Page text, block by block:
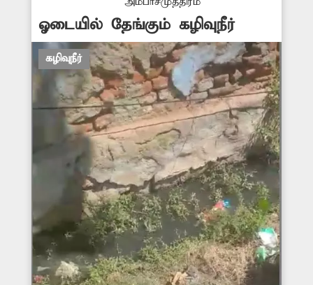
ஓடையில் தேங்கும் கழிவுநீர்
கழிவுநீர்